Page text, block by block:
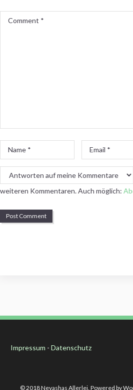
Comment
Name
*
Email
*
weiteren Kommentaren. Auch möglich:
Impressum - Datenschutz
© 2018 Neyashas Allerlei. Powered by